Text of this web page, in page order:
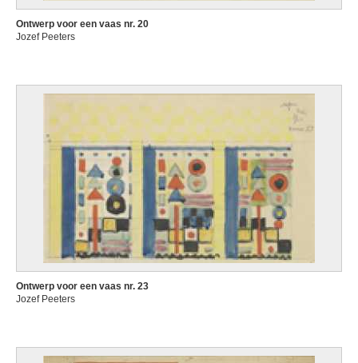
Ontwerp voor een vaas nr. 20
Jozef Peeters
Ontwerp voor een vaas nr. 23
Jozef Peeters